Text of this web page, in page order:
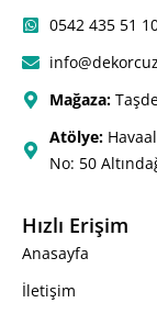
0542 435 51
Mağaza:
Atölye:
No: 50
Hızlı Erişim
Anasayfa
İletişim